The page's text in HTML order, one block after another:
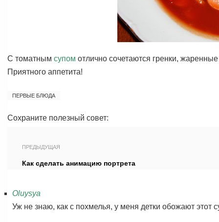
С томатным супом отлично сочетаются гренки,
Приятного аппетита!
ПЕРВЫЕ БЛЮДА
Сохраните полезный совет:
ПРЕДЫДУЩАЯ
Как сделать анимацию портрета
Oluysya
Уж не знаю, как с похмелья, у меня детки обожают этот